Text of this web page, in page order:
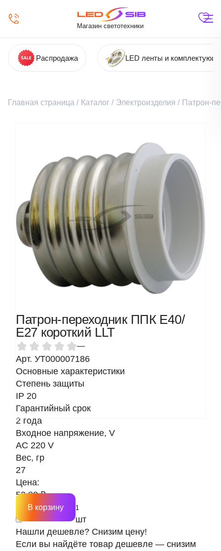
Магазин светотехники
Распродажа LED ленты и
Главная страница / Каталог / Электроизделия / Патрон-
Патрон-переходник ППК Е40/
Е27 короткий LLT
—
Арт. УТ000007186
Основные характеристики
Степень защиты
IP 20
Гарантийный срок
2 года
Входное напряжение, V
AC 220 V
Вес, гр
27
Цена:
52.88 ₽
шт
В корзину
Нашли дешевле? Снизим цену!
Если вы найдёте товар дешевле — снизим